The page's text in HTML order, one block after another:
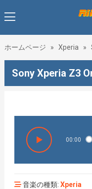
ホームページ » Xperia »
Sony Xperia Z3
00:00
音楽の種類: Xperia